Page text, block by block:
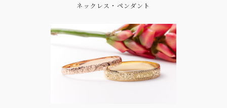
ネックレス・ペンダント